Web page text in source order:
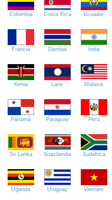
Colombia Costa Rica Ecuador
Francia Gambia India
Kenia Laos Malasia
Panamá Paraguay Perú
Sri Lanka Suazilandia Sudáfrica
Uganda Uruguay Vietnam